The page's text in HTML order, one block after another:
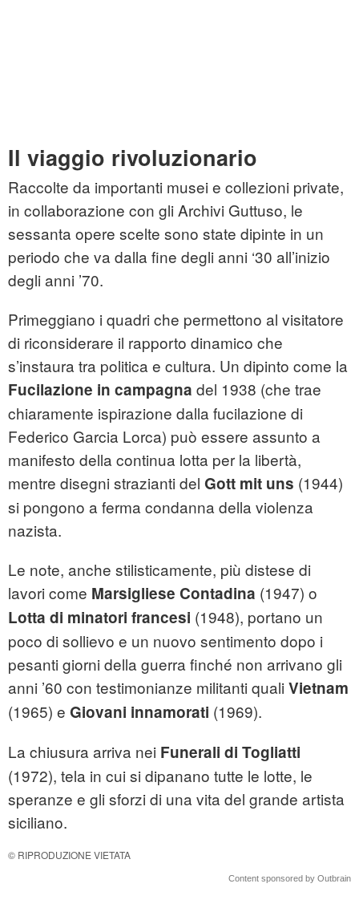
Il viaggio rivoluzionario
Raccolte da importanti musei e collezioni private,
in collaborazione con gli Archivi Guttuso, le
sessanta opere scelte sono state dipinte in un
periodo che va dalla fine degli anni ‘30 all’inizio
degli anni ’70.
Primeggiano i quadri che permettono al visitatore
di riconsiderare il rapporto dinamico che
s’instaura tra politica e cultura. Un dipinto come la
Fucilazione in campagna del 1938 (che trae
chiaramente ispirazione dalla fucilazione di
Federico Garcia Lorca) può essere assunto a
manifesto della continua lotta per la libertà,
mentre disegni strazianti del Gott mit uns (1944)
si pongono a ferma condanna della violenza
nazista.
Le note, anche stilisticamente, più distese di
lavori come Marsigliese Contadina (1947) o
Lotta di minatori francesi (1948), portano un
poco di sollievo e un nuovo sentimento dopo i
pesanti giorni della guerra finché non arrivano gli
anni ’60 con testimonianze militanti quali Vietnam
(1965) e Giovani innamorati (1969).
La chiusura arriva nei Funerali di Togliatti
(1972), tela in cui si dipanano tutte le lotte, le
speranze e gli sforzi di una vita del grande artista
siciliano.
© RIPRODUZIONE VIETATA
Content sponsored by Outbrain